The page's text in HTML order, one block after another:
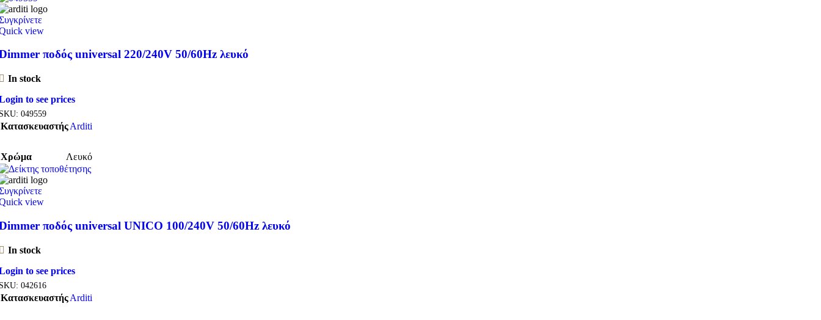
view
ποδός universal 220/240V 50/60Hz λευκό
In stock
to see prices
049559
ΚατασκευαστήςArditi
Χρώμα Λευκό
view
ποδός universal UNICO 100/240V 50/60Hz λευκό
In stock
to see prices
042616
ΚατασκευαστήςArditi